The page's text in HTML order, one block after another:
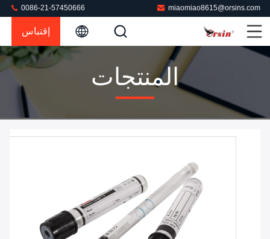
miaomiao8615@orsins.com
0086-21-57450666
إقتباس
المنتجات